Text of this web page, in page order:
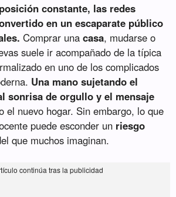
constante, las redes
en un escaparate público
Comprar unacasa, mudarse o
suele ir acompañado de la típica
en uno de los complicados
Una mano sujetando el
sonrisa de orgullo y el mensaje
el nuevo hogar. Sin embargo, lo que
puede esconder un riesgo
que muchos imaginan.